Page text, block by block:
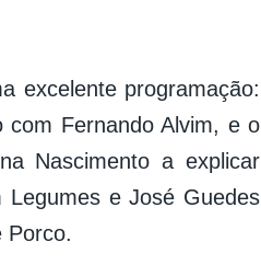
excelente programação:
com Fernando Alvim, e o
Nascimento a explicar
e José Guedes
Porco.